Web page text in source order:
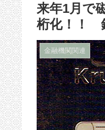
来年1月で
桁化！！
金融機関関連